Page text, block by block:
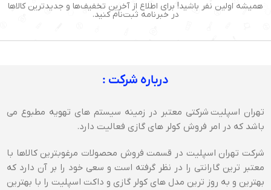
همیشه اولین نفر باشید! برای اطلاع از آخرین تخفیف‌ها و جدیدترین کالاها
در خبرنامه ثبت‌نام کنید.
درباره شرکت :
تهران اسپلیت شرکتی معتبر در زمینه سیستم های تهویه مطبوع می
باشد که در امر فروش کولر های گازی فعالیت دارد.
شرکت تهران اسپلیت در قسمت فروش محصولات مرغوبترین کالاها با
معتبر ترین گارانتی را در نظر گرفته است و سعی خود را بر آن دارد که
بهترین و به روز ترین مدل های کولر گازی و داکت اسپلیت را با بهترین